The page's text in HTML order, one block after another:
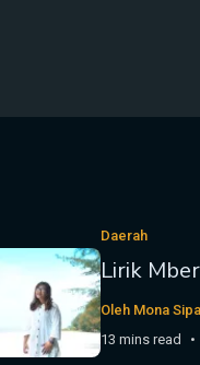
Daerah
Lirik
Oleh Mona
13 mins read